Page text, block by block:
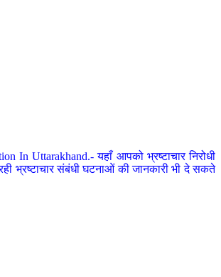
In Uttarakhand.- यहाँ आपको भ्रष्टाचार निरोधी
भ्रष्टाचार संबंधी घटनाओं की जानकारी भी दे सकते